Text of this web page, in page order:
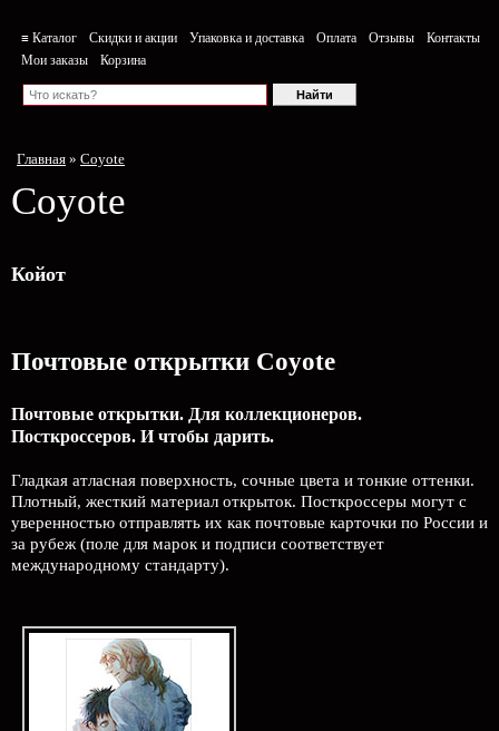
≡ Каталог Скидки и акции Упаковка и доставка Оплата Отзывы
Контакты
Мои заказы
Корзина
Главная » Coyote
Coyote
Койот
Почтовые открытки Coyote
Почтовые открытки. Для коллекционеров.
Посткроссеров. И чтобы дарить.
Гладкая атласная поверхность, сочные цвета и тонкие оттенки.
Плотный, жесткий материал открыток. Посткроссеры могут с
уверенностью отправлять их как почтовые карточки по России и
за рубеж (поле для марок и подписи соответствует
международному стандарту).